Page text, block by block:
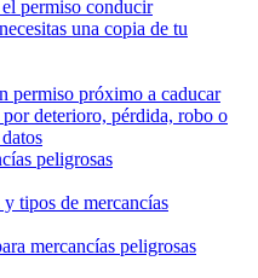
permiso conducir
una copia de tu
permiso próximo a caducar
deterioro, pérdida, robo o
peligrosas
tipos de mercancías
mercancías peligrosas